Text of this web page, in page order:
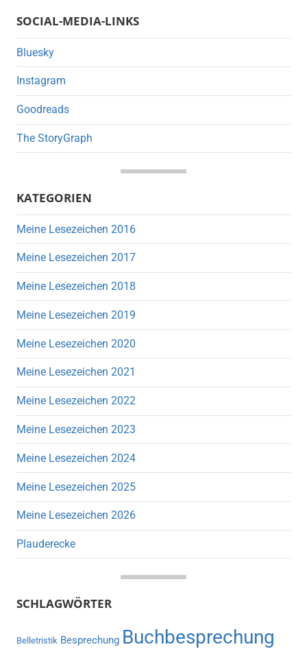
SOCIAL-MEDIA-LINKS
Bluesky
Instagram
Goodreads
The StoryGraph
KATEGORIEN
Meine Lesezeichen 2016
Meine Lesezeichen 2017
Meine Lesezeichen 2018
Meine Lesezeichen 2019
Meine Lesezeichen 2020
Meine Lesezeichen 2021
Meine Lesezeichen 2022
Meine Lesezeichen 2023
Meine Lesezeichen 2024
Meine Lesezeichen 2025
Meine Lesezeichen 2026
Plauderecke
SCHLAGWÖRTER
Belletristik Besprechung Buchbesprechung